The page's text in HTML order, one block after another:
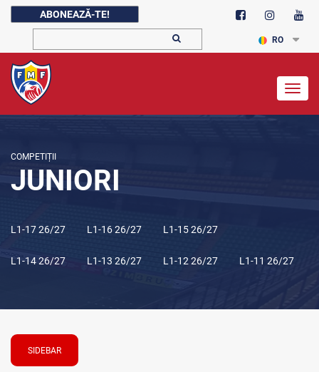
ABONEAZĂ-TE!
RO
COMPETIȚII
JUNIORI
L1-17 26/27 L1-16 26/27 L1-15 26/27
L1-14 26/27 L1-13 26/27 L1-12 26/27 L1-11 26/27
SIDEBAR